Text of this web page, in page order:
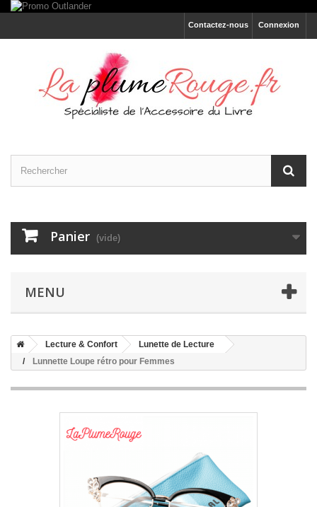
Connexion
Contactez-nous
Panier (vide)
MENU
Lecture & Confort
Lunette de Lecture
Lunnette Loupe rétro pour Femmes